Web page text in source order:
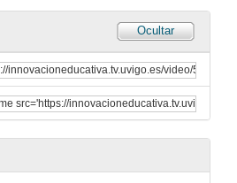
Ocultar
International Cooperation. Questions
A project about Onchocerciasis in Ethiopia
4 de abr. de 2017
Mesa redonda sobre Bioética. Intervención de Africa González